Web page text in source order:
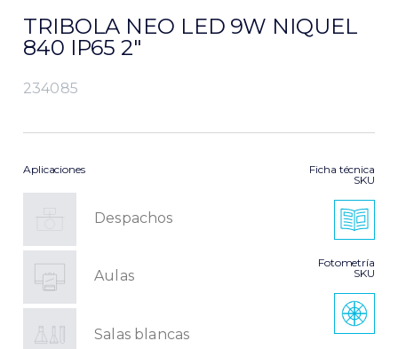
TRIBOLA NEO LED 9W NIQUEL
840 IP65 2″
234085
Aplicaciones
Despachos
Aulas
Salas blancas
Ficha técnica
SKU
Fotometría
SKU